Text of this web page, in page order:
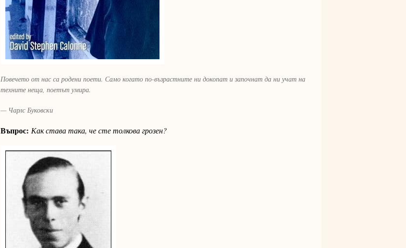
Повечето от нас са родени поети. Само когато по-възрастните ни докопат и започнат да ни учат на
техните неща, поетът умира.
— Чарлс Буковски
Въпрос: Как става така, че сте толкова грозен?